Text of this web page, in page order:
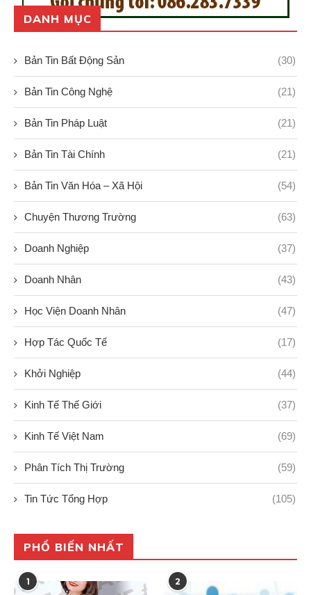
DANH MỤC
Bản Tin Bất Động Sản (30)
Bản Tin Công Nghệ (21)
Bản Tin Pháp Luật (21)
Bản Tin Tài Chính (21)
Bản Tin Văn Hóa – Xã Hội (54)
Chuyện Thương Trường (63)
Doanh Nghiệp (37)
Doanh Nhân (43)
Học Viện Doanh Nhân (47)
Hợp Tác Quốc Tế (17)
Khởi Nghiệp (44)
Kinh Tế Thế Giới (37)
Kinh Tế Việt Nam (69)
Phân Tích Thị Trường (59)
Tin Tức Tổng Hợp (105)
PHỔ BIẾN NHẤT
1 2